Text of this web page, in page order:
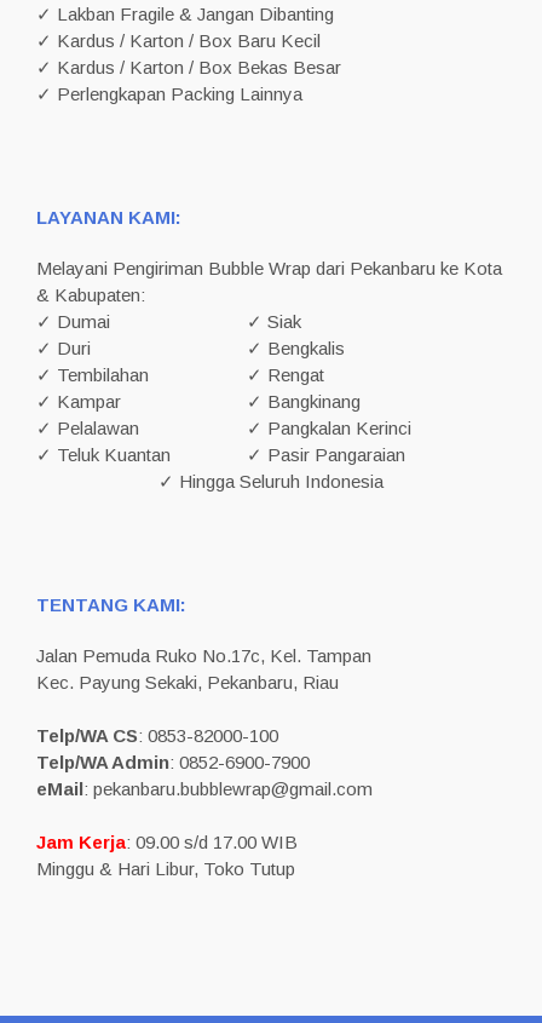
✓ Lakban Fragile & Jangan Dibanting
✓ Kardus / Karton / Box Baru Kecil
✓ Kardus / Karton / Box Bekas Besar
✓ Perlengkapan Packing Lainnya
LAYANAN KAMI:
Melayani Pengiriman Bubble Wrap dari Pekanbaru ke Kota
& Kabupaten:
✓ Dumai
✓ Siak
✓ Duri
✓ Bengkalis
✓ Tembilahan
✓ Rengat
✓ Kampar
✓ Bangkinang
✓ Pelalawan
✓ Pangkalan Kerinci
✓ Teluk Kuantan
✓ Pasir Pangaraian
✓ Hingga Seluruh Indonesia
TENTANG KAMI:
Jalan Pemuda Ruko No.17c, Kel. Tampan
Kec. Payung Sekaki, Pekanbaru, Riau
Telp/WA CS: 0853-82000-100
Telp/WA Admin: 0852-6900-7900
eMail: pekanbaru.bubblewrap@gmail.com
Jam Kerja: 09.00 s/d 17.00 WIB
Minggu & Hari Libur, Toko Tutup